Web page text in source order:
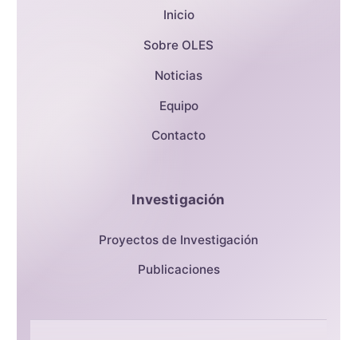
Inicio
Sobre OLES
Noticias
Equipo
Contacto
Investigación
Proyectos de Investigación
Publicaciones